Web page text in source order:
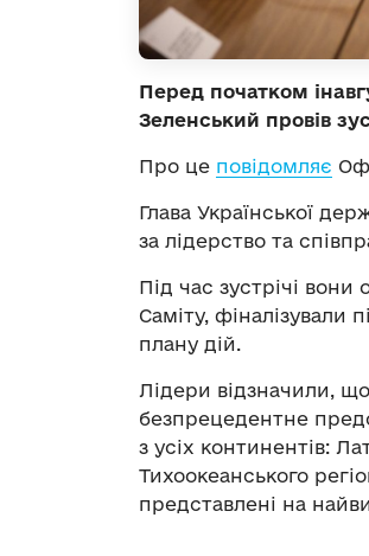
Перед початком
Зеленський провів
Про це повідомляє
Глава Української
за лідерство та
Під час зустрічі вони
Саміту,
плану дій.
Лідери відзначили,
безпрецедентне
з усіх континентів:
Тихоокеанського
представлені на